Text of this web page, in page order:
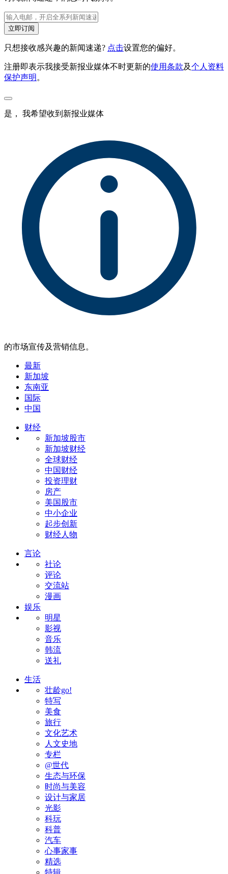
立即订阅
只想接收感兴趣的新闻速递? 点击设置您的偏好。
注册即表示我接受新报业媒体不时更新的使用条款及个人资料
保护声明 。
是， 我希望收到新报业媒体
的市场宣传及营销信息。
最新
新加坡
东南亚
国际
中国
财经
新加坡股市
新加坡财经
全球财经
中国财经
投资理财
房产
美国股市
中小企业
起步创新
财经人物
言论
社论
评论
交流站
漫画
娱乐
明星
影视
音乐
韩流
送礼
生活
壮龄go!
特写
美食
旅行
文化艺术
人文史地
专栏
@世代
生态与环保
时尚与美容
设计与家居
光影
科玩
科普
汽车
心事家事
精选
特辑